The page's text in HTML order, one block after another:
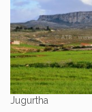
Jugurtha